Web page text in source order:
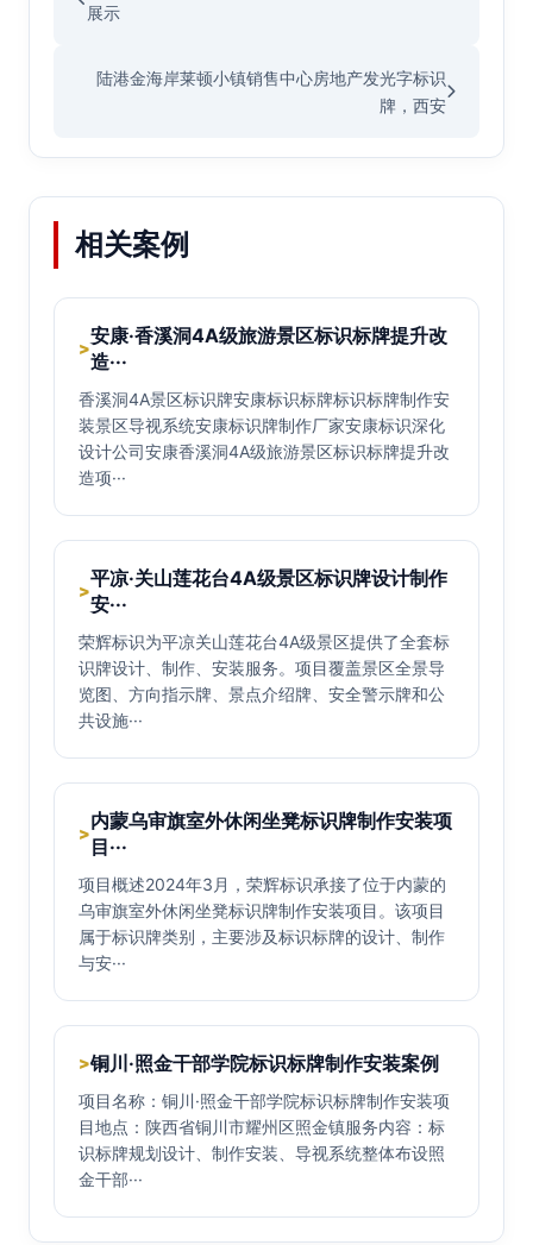
展示
陆港金海岸莱顿小镇销售中心房地产发光字标识
牌，西安
相关案例
>
安康·香溪洞4A级旅游景区标识标牌提升改
造···
香溪洞4A景区标识牌安康标识标牌标识标牌制作安
装景区导视系统安康标识牌制作厂家安康标识深化
设计公司安康香溪洞4A级旅游景区标识标牌提升改
造项···
>
平凉·关山莲花台4A级景区标识牌设计制作
安···
荣辉标识为平凉关山莲花台4A级景区提供了全套标
识牌设计、制作、安装服务。项目覆盖景区全景导
览图、方向指示牌、景点介绍牌、安全警示牌和公
共设施···
>
内蒙乌审旗室外休闲坐凳标识牌制作安装项
目···
项目概述2024年3月，荣辉标识承接了位于内蒙的
乌审旗室外休闲坐凳标识牌制作安装项目。该项目
属于标识牌类别，主要涉及标识标牌的设计、制作
与安···
>铜川·照金干部学院标识标牌制作安装案例
项目名称：铜川·照金干部学院标识标牌制作安装项
目地点：陕西省铜川市耀州区照金镇服务内容：标
识标牌规划设计、制作安装、导视系统整体布设照
金干部···